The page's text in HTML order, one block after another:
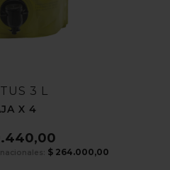
3 L
X 4
$264.000,00